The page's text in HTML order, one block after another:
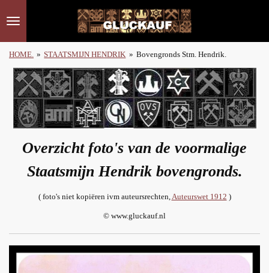
direct
hoofdinhoud
HOME. » STAATSMIJN HENDRIK » Bovengronds Stm. Hendrik.
Overzicht foto's van de voormalige
Staatsmijn Hendrik bovengronds.
( foto's niet kopiëren ivm auteursrechten,Auteurswet 1912 )
© www.gluckauf.nl